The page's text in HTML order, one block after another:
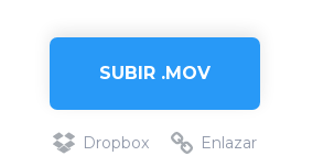
SUBIR .MOV
Dropbox Enlazar